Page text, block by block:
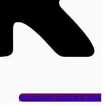
кухонные уголки в Max